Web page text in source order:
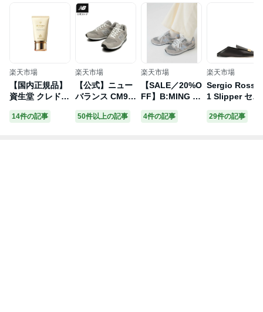
楽天市場
【国内正規品】
資生堂 クレドポ
ーボーテ クレー
ムUV n SPF50
14件の記事
楽天市場
【公式】ニュー
バランス CM99
6 GR2 シューズ
スニーカー 靴
50件以上の記事
楽天市場
【SALE／20%O
FF】B:MING b
y BEAMS NEW
BALANCE / CM
4件の記事
楽天市場
Sergio Rossi
1 Slipper セル
ジオロッシ シ
ーズ・靴 その
29件の記事